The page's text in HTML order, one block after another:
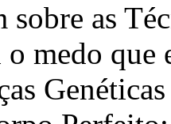
sobre as
medo que